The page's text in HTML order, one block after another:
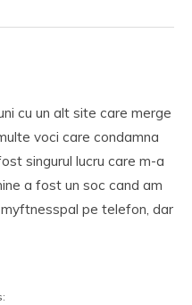
cu un alt site care merge
voci care condamna
singurul lucru care m-a
a fost un soc cand am
pe telefon, dar